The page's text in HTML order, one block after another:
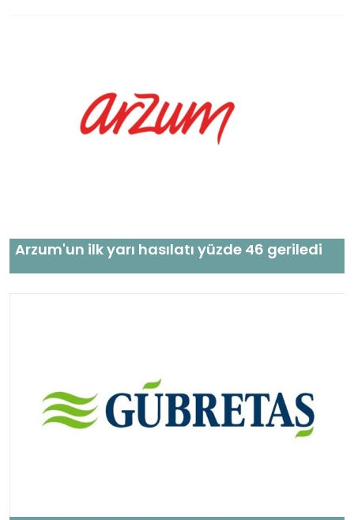
Arzum'un ilk yarı hasılatı yüzde 46 geriledi